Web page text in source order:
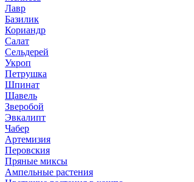
Лавр
Базилик
Кориандр
Салат
Сельдерей
Укроп
Петрушка
Шпинат
Щавель
Зверобой
Эвкалипт
Чабер
Артемизия
Перовския
Пряные миксы
Ампельные растения